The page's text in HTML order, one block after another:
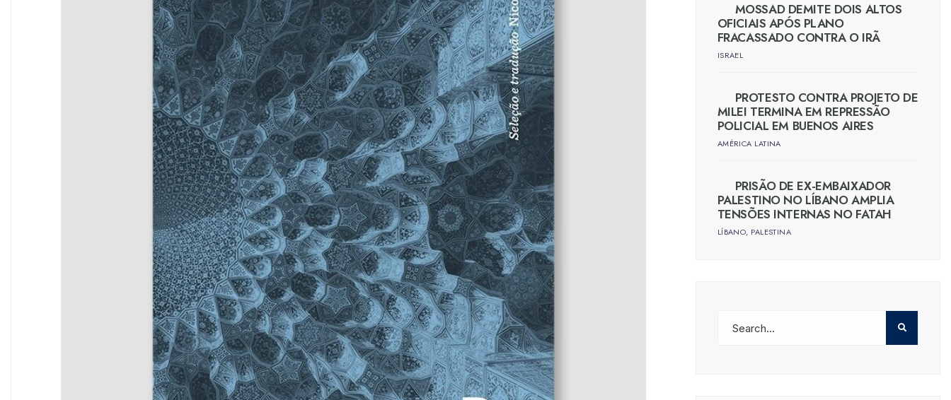
MOSSAD DEMITE DOIS ALTOS
OFICIAIS APÓS PLANO
FRACASSADO CONTRA O IRÃ
ISRAEL
PROTESTO CONTRA PROJETO DE
MILEI TERMINA EM REPRESSÃO
POLICIAL EM BUENOS AIRES
AMÉRICA LATINA
PRISÃO DE EX-EMBAIXADOR
PALESTINO NO LÍBANO AMPLIA
TENSÕES INTERNAS NO FATAH
LÍBANO, PALESTINA